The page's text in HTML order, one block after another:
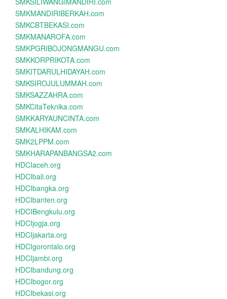
SMKMANDIRIBERKAH.com
SMKCBTBEKASI.com
SMKMANAROFA.com
SMKPGRIBOJONGMANGU.com
SMKKORPRIKOTA.com
SMKITDARULHIDAYAH.com
SMKSIROJULUMMAH.com
SMKSAZZAHRA.com
SMKCitaTeknika.com
SMKKARYAUNCINTA.com
SMKALHIKAM.com
SMK2LPPM.com
SMKHARAPANBANGSA2.com
HDCIaceh.org
HDCIbali.org
HDCIbangka.org
HDCIbanten.org
HDCIBengkulu.org
HDCIjogja.org
HDCIjakarta.org
HDCIgorontalo.org
HDCIjambi.org
HDCIbandung.org
HDCIbogor.org
HDCIbekasi.org